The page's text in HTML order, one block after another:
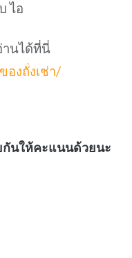
ไอ
านได้ที่นี่
องถั่งเช่า/
นให้คะแนนด้วยนะ